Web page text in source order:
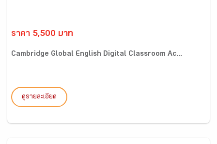
ราคา 5,500 บาท
Cambridge Global English Digital Classroom Ac...
ดูรายละเอียด